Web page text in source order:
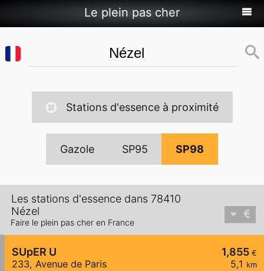
Le plein pas cher
Stations d'essence à proximité
Gazole SP95 SP98
Les stations d'essence dans 78410
Nézel
Faire le plein pas cher en France
1,855 €
5,1 km
SUpER U
233, Avenue de Paris